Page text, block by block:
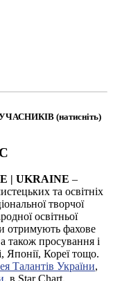
(натисніть)
| UKRAINE –
та освітніх
творчої
освітньої
отримують фахове
також просування і
Кореї тощо.
Талантів України,